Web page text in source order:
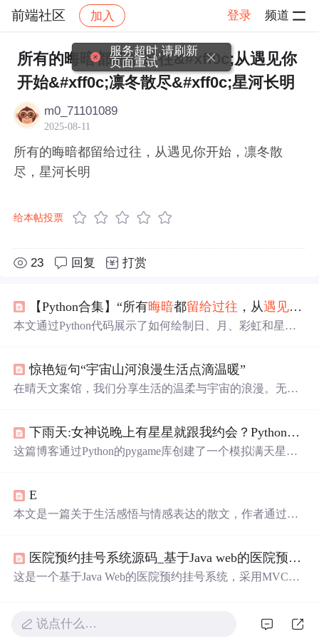
前端社区 加入 登录 频道
社区 前端社区 感慨 帖子详情
所有的晦暗都留给过往&#xff0c;从遇见你
开始&#xff0c;凛冬散尽&#xff0c;星河长明
m0_71101089
2025-08-11
所有的晦暗都留给过往，从遇见你开始，凛冬散
尽，星河长明
给本帖投票
23 回复 打赏
【Python合集】“所有晦暗都留给过往 ，从遇见你开
本文通过Python代码展示了如何绘制日、月、彩虹和星光
的诗意句子，增添艺术气息。
惊艳短句“宇宙山河浪漫生活点滴温暖”
在晴天文案馆，我们分享生活的温柔与宇宙的浪漫。无论
予的礼物。
下雨天:女神说晚上有星星就跟我约会？Python带你绘制满天
这篇博客通过Python的pygame库创建了一个模拟满天星闪
动态移动，为编程爱好者提供了一次浪漫与技术的完美结
合。
E
本文是一篇关于生活感悟与情感表达的散文，作者通过诗
望。
医院预约挂号系统源码_基于Java web的医院预约挂号系统
这是一个基于Java Web的医院预约挂号系统，采用MVC设
功能。说点什么…
服务超时,请刷新
页面重试